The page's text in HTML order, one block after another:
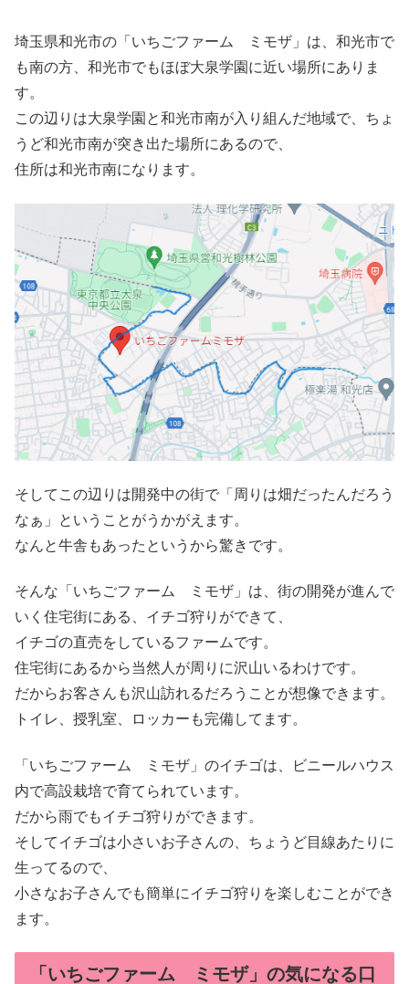
埼玉県和光市の「いちごファーム ミモザ」は、和光市で
も南の方、和光市でもほぼ大泉学園に近い場所にありま
す。
この辺りは大泉学園と和光市南が入り組んだ地域で、ちょ
うど和光市南が突き出た場所にあるので、
住所は和光市南になります。
そしてこの辺りは開発中の街で「周りは畑だったんだろう
なぁ」ということがうかがえます。
なんと牛舎もあったというから驚きです。
そんな「いちごファーム ミモザ」は、街の開発が進んで
いく住宅街にある、イチゴ狩りができて、
イチゴの直売をしているファームです。
住宅街にあるから当然人が周りに沢山いるわけです。
だからお客さんも沢山訪れるだろうことが想像できます。
トイレ、授乳室、ロッカーも完備してます。
「いちごファーム ミモザ」のイチゴは、ビニールハウス
内で高設栽培で育てられています。
だから雨でもイチゴ狩りができます。
そしてイチゴは小さいお子さんの、ちょうど目線あたりに
生ってるので、
小さなお子さんでも簡単にイチゴ狩りを楽しむことができ
ます。
「いちごファーム ミモザ」の気になる口